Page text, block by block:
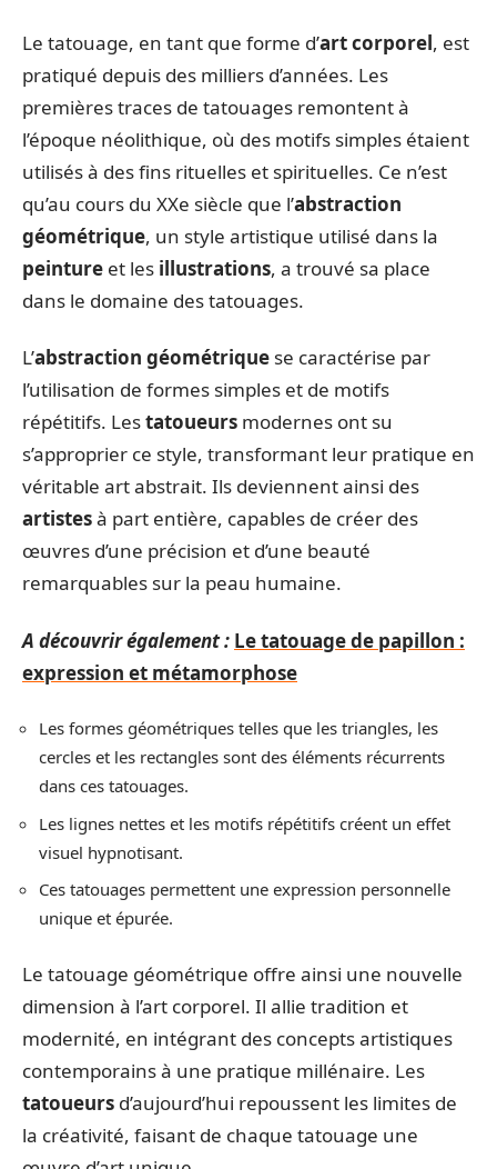
Le tatouage, en tant que forme d’art corporel, est
pratiqué depuis des milliers d’années. Les
premières traces de tatouages remontent à
l’époque néolithique, où des motifs simples étaient
utilisés à des fins rituelles et spirituelles. Ce n’est
qu’au cours du XXe siècle que l’abstraction
géométrique, un style artistique utilisé dans la
peinture et les illustrations, a trouvé sa place
dans le domaine des tatouages.
L’abstraction géométrique se caractérise par
l’utilisation de formes simples et de motifs
répétitifs. Lestatoueurs modernes ont su
s’approprier ce style, transformant leur pratique en
véritable art abstrait. Ils deviennent ainsi des
artistesà part entière, capables de créer des
œuvres d’une précision et d’une beauté
remarquables sur la peau humaine.
A découvrir également : Le tatouage de papillon :
expression et métamorphose
Les formes géométriques telles que les triangles, les
cercles et les rectangles sont des éléments récurrents
dans ces tatouages.
Les lignes nettes et les motifs répétitifs créent un effet
visuel hypnotisant.
Ces tatouages permettent une expression personnelle
unique et épurée.
Le tatouage géométrique offre ainsi une nouvelle
dimension à l’art corporel. Il allie tradition et
modernité, en intégrant des concepts artistiques
contemporains à une pratique millénaire. Les
tatoueurs d’aujourd’hui repoussent les limites de
la créativité, faisant de chaque tatouage une